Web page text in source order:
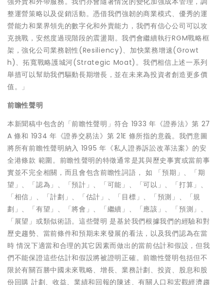
整運營策略以及促銷活動。憑借我們強韌的商業模式、優秀的運
營能力和業界領先的數字化和外賣能力，我們有信心公司可以攻
克挑戰，安然度過現階段的震盪期。我們會繼續執行RGM戰略框
架，強化公司業務韌性(Resiliency)、加快業務增速(Growt
h)、拓寬戰略護城河(Strategic Moat)。我們相信上述一系列
舉措可以幫助我們驅動長期增長，並在未來為投資者創造更多價
值。」
前瞻性聲明
本新聞稿中包含的「前瞻性聲明」符合 1933 年《證券法》第 27
A 條和 1934 年《證券交易法》第 21E 條所指的意義。我們意圖
將所有前瞻性聲明納入 1995 年《私人證券訴訟改革法案》的安
全港條款 範圍。前瞻性聲明的特徵通常是其與歷史事實或當前事
實並不完全相關，而且會包含前瞻性詞語， 如 「預期」、「期
望」、「認為」、「預計」、「可能」、「可以」、「打算」、
「相信」、「計劃」、「估計」、「目標」、「預測」、「規
劃」、「有望」、「將會」、「繼續」、「應該」、「預測」、
「展望」或類似術語。這些聲明 是基於我們根據我們的經驗和對
歷史趨勢、當前條件和預期未來發展的看法，以及我們認為在當
時 情況下適當和合理的其它因素而做出的當前估計和假設，但我
們不能保證這些估計和假設將被證明正確。前瞻性聲明包括但不
限於有關百勝中國未來戰略、增長、業務計劃、投資、股息和股
份回購 計劃、收益、業績和回報的陳述、有關人口和宏觀經濟趨